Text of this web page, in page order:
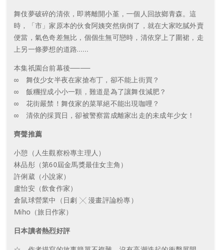
舞伎夢破碎的清依，即將離開小堇，一個人回故鄉青森。這
時，「市」家原本的伙食阿姨突然病倒了，就在大家吃膩外賣
便當，氣色奇差無比，個個生無可戀時，清依穿上了圍裙，走
上另一條夢想的道路……
本集祇園台前幕後────
∞ 舞伎少女半夜在家搶布丁，卻不能上街買？
∞ 飯糰捏成小小一顆，難道是為了讓舞伎減肥？
∞ 花街嚴禁！舞伎家的菜單絕不能出現咖哩？
∞ 清依的採買日，卻被警察當成離家出走的未成年少女！
齊聲推薦
小憩（人生觀察粉專主理人）
林品彤（第60屆金馬獎最佳女主角）
許俐葳（小說家）
盧怡安（飲食作家）
倉鼠球營業中（日劇 ╳ 漫畫評論粉專）
Miho（旅日作家）
日本讀者熱烈好評